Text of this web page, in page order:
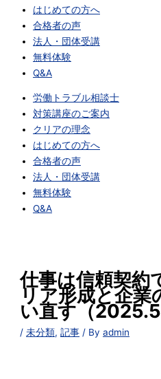
はじめての方へ
合格者の声
法人・団体受講
無料体験
Q&A
労働トラブル相談士
対策講座のご案内
クリアの理念
はじめての方へ
合格者の声
法人・団体受講
無料体験
Q&A
仕事は信頼契約
リア形成と企業
い直す（
/未分類,記事 / Byadmin